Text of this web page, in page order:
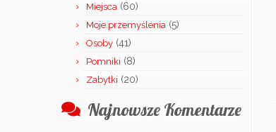
Miejsca (60)
Moje przemyślenia (5)
Osoby (41)
Pomniki (8)
Zabytki (20)
Najnowsze Komentarze